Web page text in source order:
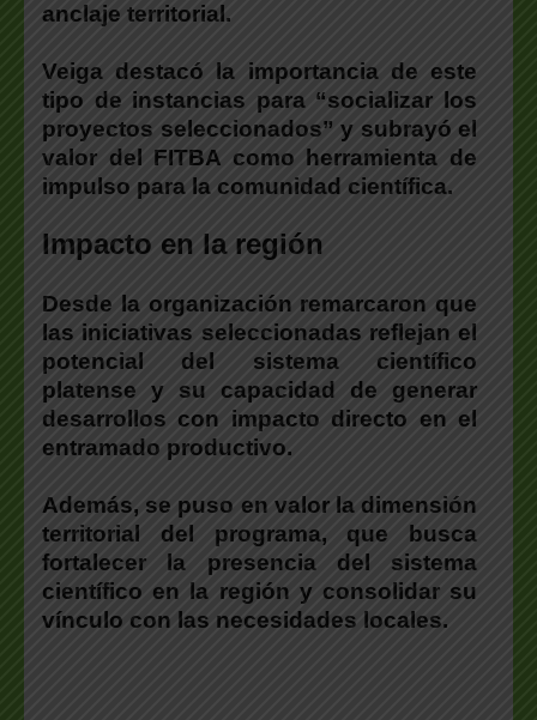
anclaje territorial.
Veiga destacó la importancia de este
tipo de instancias para “socializar los
proyectos seleccionados” y subrayó el
valor del FITBA como herramienta de
impulso para la comunidad científica.
Impacto en la región
Desde la organización remarcaron que
las iniciativas seleccionadas reflejan el
potencial del sistema científico
platense y su capacidad de generar
desarrollos con impacto directo en el
entramado productivo.
Además, se puso en valor la dimensión
territorial del programa, que busca
fortalecer la presencia del sistema
científico en la región y consolidar su
vínculo con las necesidades locales.